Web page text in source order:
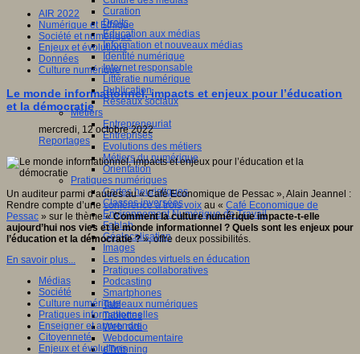
Curation
Droits
Education aux médias
Information et nouveaux médias
Identité numérique
Internet responsable
Littératie numérique
Publication
Réseaux sociaux
Métiers
Entrepreneuriat
Entreprises
Evolutions des métiers
Métiers du numérique
Orientation
Pratiques numériques
Cartes heuristiques
Classes inversées
Environnement Numérique de Travail
Fablab
Géolocalisation
Images
Les mondes virtuels en éducation
Pratiques collaboratives
Podcasting
Smartphones
Tableaux numériques
Tablettes
Web radio
Webdocumentaire
eTwinning
AIR 2022
Numérique et Ethique
Société et numérique
Enjeux et évolutions
Données
Culture numérique
Le monde informationnel, impacts et enjeux pour l’éducation
et la démocratie
mercredi, 12 octobre 2022
Reportages
Un auditeur parmi d’autres au « Café Economique de Pessac », Alain Jeannel :
Rendre compte d’uneconférence à trois voix au « Café Economique de
Pessac » sur le thème «Comment la culture numérique impacte-t-elle
aujourd’hui nos vies et le monde informationnel ? Quels sont les enjeux pour
l’éducation et la démocratie ?», offre deux possibilités.
En savoir plus...
Médias
Société
Culture numérique
Pratiques informationnelles
Enseigner et apprendre
Citoyenneté
Enjeux et évolutions